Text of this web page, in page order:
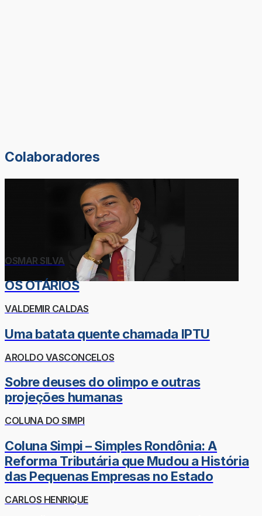
Colaboradores
OSMAR SILVA
OS OTÁRIOS
VALDEMIR CALDAS
Uma batata quente chamada IPTU
AROLDO VASCONCELOS
Sobre deuses do olimpo e outras
projeções humanas
COLUNA DO SIMPI
Coluna Simpi – Simples Rondônia: A
Reforma Tributária que Mudou a História
das Pequenas Empresas no Estado
CARLOS HENRIQUE